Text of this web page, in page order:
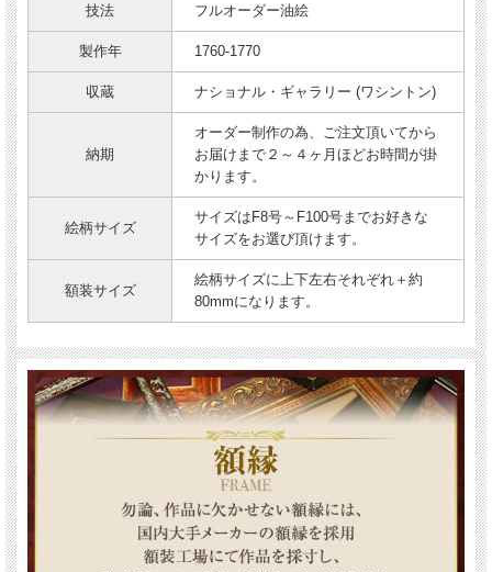
技法 フルオーダー油絵
製作年 1760-1770
収蔵 ナショナル・ギャラリー (ワシントン)
納期
オーダー制作の為、ご注文頂いてから
お届けまで２～４ヶ月ほどお時間が掛
かります。
絵柄サイズ
サイズはF8号～F100号までお好きな
サイズをお選び頂けます。
額装サイズ
絵柄サイズに上下左右それぞれ＋約
80mmになります。